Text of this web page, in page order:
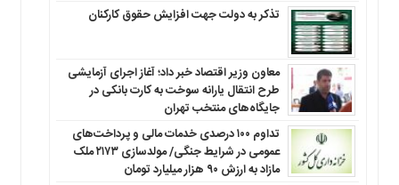
تذکر به دولت جهت افزایش حقوق کارکنان ‌
معاون وزیر اقتصاد خبر داد؛ آغاز اجرای آزمایشی
طرح انتقال یارانه سوخت به کارت بانکی در
جایگاه‌های منتخب تهران
تداوم ۱۰۰ درصدی خدمات مالی و پرداخت‌های
عمومی در شرایط جنگی/ مولدسازی ۲۱۷۳ ملک
مازاد به ارزش ۹۰ هزار میلیارد تومان